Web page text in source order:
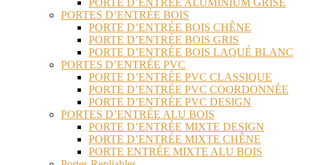
PORTE D’ENTRÉE ALUMINIUM GRISE
PORTES D’ENTRÉE BOIS
PORTE D’ENTRÉE BOIS CHÊNE
PORTE D’ENTRÉE BOIS GRIS
PORTE D’ENTRÉE BOIS LAQUÉ BLANC
PORTES D’ENTRÉE PVC
PORTE D’ENTRÉE PVC CLASSIQUE
PORTE D’ENTRÉE PVC COORDONNÉE
PORTE D’ENTRÉE PVC DESIGN
PORTES D’ENTRÉE ALU BOIS
PORTE D’ENTRÉE MIXTE DESIGN
PORTE D’ENTRÉE MIXTE CHÊNE
PORTE ENTRÉE MIXTE ALU BOIS